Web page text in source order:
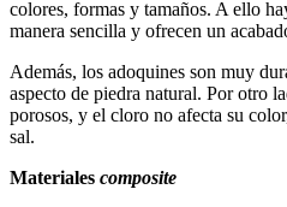
colores, formas y tamaños. A ello
manera sencilla y ofrecen un
Además, los adoquines son muy
aspecto de piedra natural. Por otro
porosos, y el cloro no afecta su
sal.
Materiales composite